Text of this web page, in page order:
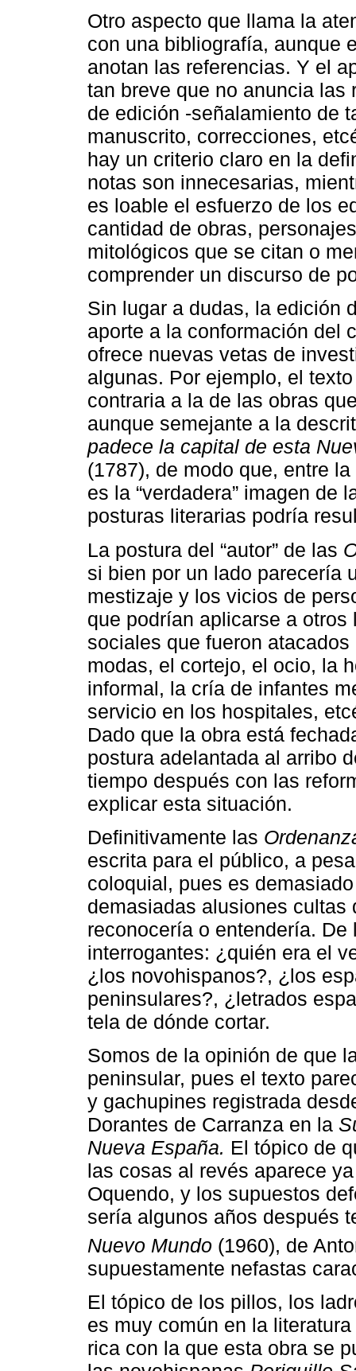
Otro aspecto que llama la
con una bibliografía, aunque
anotan las referencias. Y el
tan breve que no anuncia las
de edición -señalamiento de
manuscrito, correcciones,
hay un criterio claro en la
notas son innecesarias,
es loable el esfuerzo de los
cantidad de obras,
mitológicos que se citan o
comprender un discurso de
Sin lugar a dudas, la edición
aporte a la conformación del
ofrece nuevas vetas de
algunas. Por ejemplo, el
contraria a la de las obras
aunque semejante a la
padece la capital de esta
(1787), de modo que, entre
es la “verdadera” imagen de
posturas literarias podría
La postura del “autor” de las
si bien por un lado parecería
mestizaje y los vicios de
que podrían aplicarse a
sociales que fueron
modas, el cortejo, el ocio, la
informal, la cría de infantes
servicio en los hospitales,
Dado que la obra está
postura adelantada al arribo
tiempo después con las
explicar esta situación.
Definitivamente las
escrita para el público, a
coloquial, pues es
demasiadas alusiones
reconocería o entendería.
interrogantes: ¿quién era el
¿los novohispanos?, ¿los
peninsulares?, ¿letrados
tela de dónde cortar.
Somos de la opinión de que
peninsular, pues el texto
y gachupines registrada
Dorantes de Carranza en la
Nueva España. El tópico de
las cosas al revés aparece
Oquendo, y los supuestos
sería algunos años después
Nuevo Mundo (1960), de
supuestamente nefastas
El tópico de los pillos, los
es muy común en la
rica con la que esta obra se